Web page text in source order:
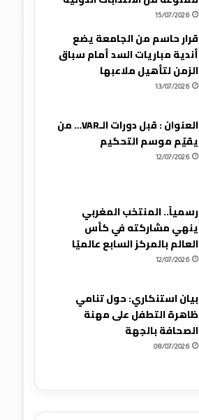
15/07/2026
قرار حاسم من الجامعة يضع
أندية مباريات السد أمام سباق
الزمن لتأهيل ملاعبها
13/07/2026
العنوان : قبل دورات الـVAR… من
يقيّم موسم التحكيم
12/07/2026
رسمياً.. المنتخب المغربي
ينهي مشاركته في كأس
العالم بالمركز السابع عالميًا
12/07/2026
بيان استنكاري: حول تنامي
ظاهرة التطفل على مهنة
الصحافة بالجهة
08/07/2026